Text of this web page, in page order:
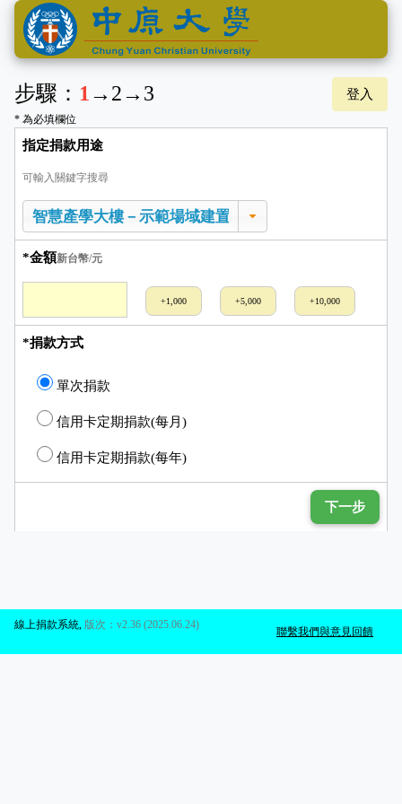
步驟： 1→ 2→ 3 登入
* 為必填欄位
指定捐款用途
可輸入關鍵字搜尋
*金額新台幣/元
+1,000 +5,000 +10,000
*捐款方式
單次捐款
信用卡定期捐款(每月)
信用卡定期捐款(每年)
下一步
聯繫我們與意見回饋
線上捐款系統 版次：v2.36 (2025.06.24)